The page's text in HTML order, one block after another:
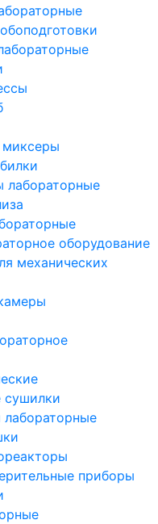
лабораторные
оборудование
механических
сушилки
лабораторные
приборы